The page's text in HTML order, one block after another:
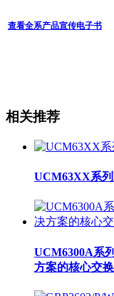
查看全系产品宣传电子书
相关推荐
UCM63XX系
UCM6300A系
方案的核心交